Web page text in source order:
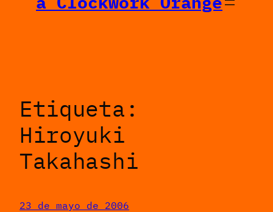
Etiqueta:
Hiroyuki
Takahashi
23 de mayo de 2006